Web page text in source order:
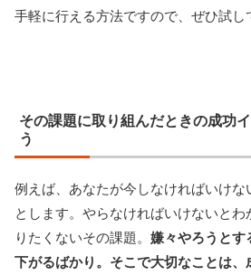
手軽に行える方法ですので、ぜひ試し
その課題に取り組んだときの成功
う
例えば、あなたが今しなければいけな
とします。やらなければいけないと
りたくないその課題。 嫌々やろうとす
下がるばかり。そこで大切なことは、